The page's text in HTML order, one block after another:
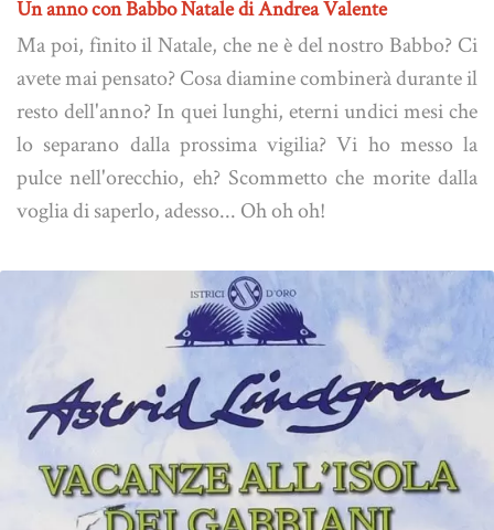
Un anno con Babbo Natale di Andrea Valente
Ma poi, finito il Natale, che ne è del nostro Babbo? Ci
avete mai pensato? Cosa diamine combinerà durante il
resto dell'anno? In quei lunghi, eterni undici mesi che
lo separano dalla prossima vigilia? Vi ho messo la
pulce nell'orecchio, eh? Scommetto che morite dalla
voglia di saperlo, adesso... Oh oh oh!